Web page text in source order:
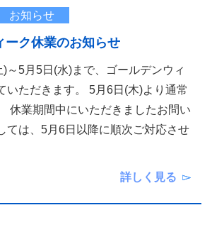
お知らせ
ーク休業のお知らせ
～5月5日(水)まで、ゴールデンウィ
いただきます。 5月6日(木)より通常
休業期間中にいただきましたお問い
ては、5月6日以降に順次ご対応させ
詳しく見る